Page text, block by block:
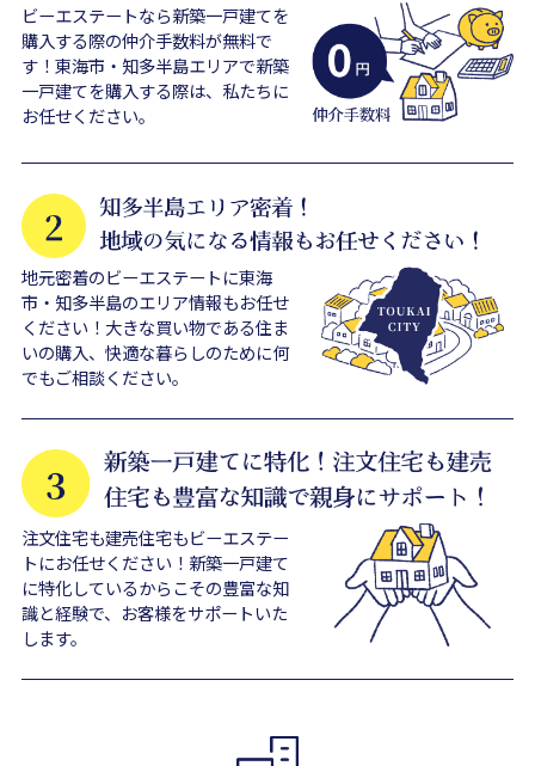
ビーエステートなら新築一戸建てを
購入する際の仲介手数料が無料で
す！東海市・知多半島エリアで新築
一戸建てを購入する際は、私たちに
お任せください。
地元密着のビーエステートに東海
市・知多半島のエリア情報もお任せ
ください！大きな買い物である住ま
いの購入、快適な暮らしのために何
でもご相談ください。
注文住宅も建売住宅もビーエステー
トにお任せください！新築一戸建て
に特化しているからこその豊富な知
識と経験で、お客様をサポートいた
します。